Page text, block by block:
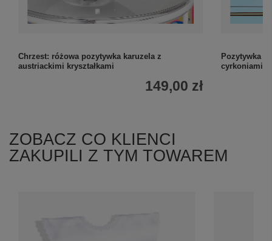
Chrzest: różowa pozytywka karuzela z
austriackimi kryształkami
149,00 zł
Pozytywka
cyrkoniami z
ZOBACZ CO KLIENCI
ZAKUPILI Z TYM TOWAREM